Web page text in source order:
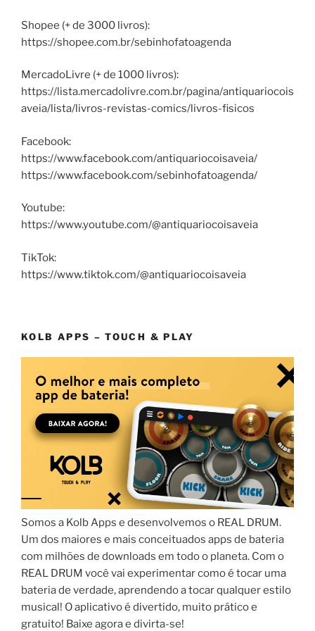
Shopee (+ de 3000 livros):
https://shopee.com.br/sebinhofatoagenda
MercadoLivre (+ de 1000 livros):
https://lista.mercadolivre.com.br/pagina/antiquariocois
aveia/lista/livros-revistas-comics/livros-fisicos
Facebook:
https://www.facebook.com/antiquariocoisaveia/
https://www.facebook.com/sebinhofatoagenda/
Youtube:
https://www.youtube.com/@antiquariocoisaveia
TikTok:
https://www.tiktok.com/@antiquariocoisaveia
KOLB APPS – TOUCH & PLAY
Somos a Kolb Apps e desenvolvemos o REAL DRUM.
Um dos maiores e mais conceituados apps de bateria
com milhões de downloads em todo o planeta. Com o
REAL DRUM você vai experimentar como é tocar uma
bateria de verdade, aprendendo a tocar qualquer estilo
musical! O aplicativo é divertido, muito prático e
gratuito! Baixe agora e divirta-se!